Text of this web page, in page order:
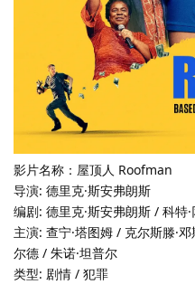
影片名称：屋顶人 Roofman
导演: 德里克·斯安弗朗斯
编剧: 德里克·斯安弗朗斯 / 科特·
主演: 查宁·塔图姆 / 克尔斯滕·
尔德 / 朱诺·坦普尔
类型: 剧情 / 犯罪